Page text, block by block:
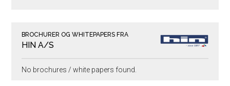
BROCHURER OG WHITEPAPERS FRA
HIN A/S
No brochures / white papers found.